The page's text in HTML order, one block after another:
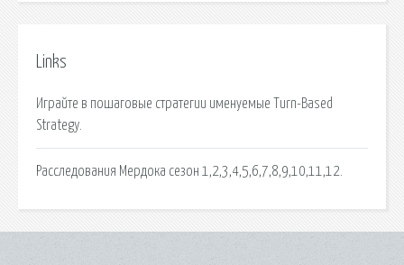
Links
Играйте в пошаговые стратегии именуемые Turn-Based
Strategy.
Расследования Мердока сезон 1,2,3,4,5,6,7,8,9,10,11,12.